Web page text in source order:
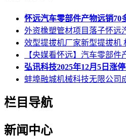
怀远汽车零部件产物远销70
外资橡塑管材项目落子怀远
效型提拔机厂家新型提拔机
【央媒看怀远】汽车零部件
弘讯科技2025年12月5日涨
蚌埠融城机械科技无限公司
栏目导航
新闻中心